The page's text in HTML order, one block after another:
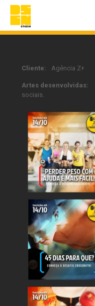
Cliente: Agência Z+
Artes desenvolvidas:
sociais.